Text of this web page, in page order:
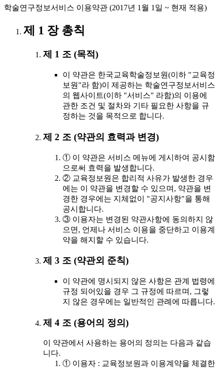
학술연구정보서비스 이용약관 (2017년 1월 1일 ~ 현재 적용)
제 1 장 총칙
제 1 조 (목적)
이 약관은 한국교육학술정보원(이하 "교육정
보원"라 함)이 제공하는 학술연구정보서비스
의 웹사이트(이하 "서비스" 라함)의 이용에
관한 조건 및 절차와 기타 필요한 사항을 규
정하는 것을 목적으로 합니다.
제 2 조 (약관의 효력과 변경)
① 이 약관은 서비스 메뉴에 게시하여 공시함
으로써 효력을 발생합니다.
② 교육정보원은 합리적 사유가 발생한 경우
에는 이 약관을 변경할 수 있으며, 약관을 변
경한 경우에는 지체없이 "공지사항"을 통해
공시합니다.
③ 이용자는 변경된 약관사항에 동의하지 않
으면, 언제나 서비스 이용을 중단하고 이용계
약을 해지할 수 있습니다.
제 3 조 (약관외 준칙)
이 약관에 명시되지 않은 사항은 관계 법령에
규정 되어있을 경우 그 규정에 따르며, 그렇
지 않은 경우에는 일반적인 관례에 따릅니다.
제 4 조 (용어의 정의)
이 약관에서 사용하는 용어의 정의는 다음과 같습
니다.
① 이용자 : 교육정보원과 이용계약을 체결한